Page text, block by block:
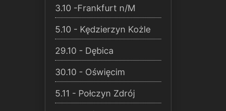
3.10 -Frankfurt n/M
5.10 - Kędzierzyn Kożle
29.10 - Dębica
30.10 - Oświęcim
5.11 - Połczyn Zdrój